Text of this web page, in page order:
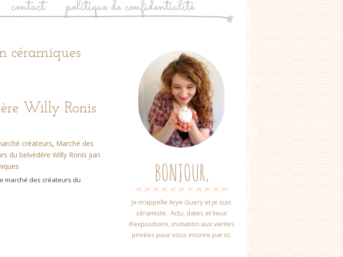
contact politique de confidentialité
céramiques
Willy Ronis
créateurs, Marché des
du belvédère Willy Ronis juin
marché des créateurs du
BONJOUR,
Je m’appelle Arye Guery et je suis
céramiste. Actu, dates et lieux
d’expositions, invitation aux ventes
privées pour vous inscrire par ici.